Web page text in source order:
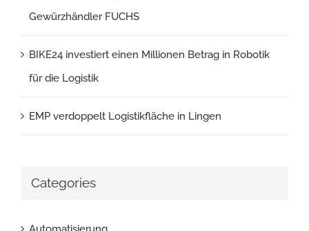
Gewürzhändler FUCHS
BIKE24 investiert einen Millionen Betrag in Robotik
für die Logistik
EMP verdoppelt Logistikfläche in Lingen
Categories